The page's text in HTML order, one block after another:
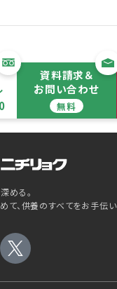
資料請求＆
お問い合わせ
無料
める。
て、供養のすべてをお手伝い